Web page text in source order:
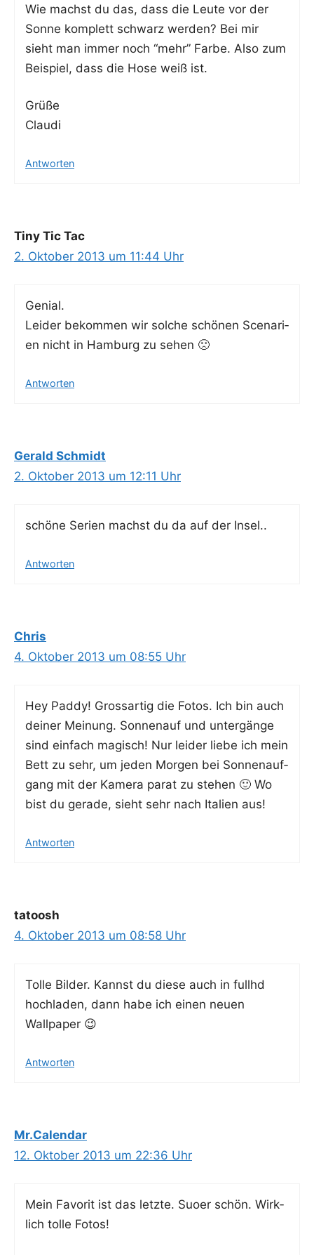
Wie machst du das, dass die Leu­te vor der
Son­ne kom­plett schwarz wer­den? Bei mir
sieht man immer noch “mehr” Far­be. Also zum
Bei­spiel, dass die Hose weiß ist.
Grü­ße
Claudi
Antworten
Tiny Tic Tac
2. Oktober 2013 um 11:44 Uhr
Geni­al.
Lei­der bekom­men wir sol­che schö­nen Sce­na­ri­
en nicht in Ham­burg zu sehen 🙁
Antworten
Gerald Schmidt
2. Oktober 2013 um 12:11 Uhr
schö­ne Seri­en machst du da auf der Insel..
Antworten
Chris
4. Oktober 2013 um 08:55 Uhr
Hey Pad­dy! Gross­ar­tig die Fotos. Ich bin auch
dei­ner Mei­nung. Son­nen­auf und unter­gän­ge
sind ein­fach magisch! Nur lei­der lie­be ich mein
Bett zu sehr, um jeden Mor­gen bei Son­nen­auf­
gang mit der Kame­ra parat zu ste­hen 🙂 Wo
bist du gera­de, sieht sehr nach Ita­li­en aus!
Antworten
tatoosh
4. Oktober 2013 um 08:58 Uhr
Tol­le Bil­der. Kannst du die­se auch in fullhd
hoch­la­den, dann habe ich einen neu­en
Wallpaper 😉
Antworten
Mr.Calendar
12. Oktober 2013 um 22:36 Uhr
Mein Favo­rit ist das letz­te. Suoer schön. Wirk­
lich tol­le Fotos!